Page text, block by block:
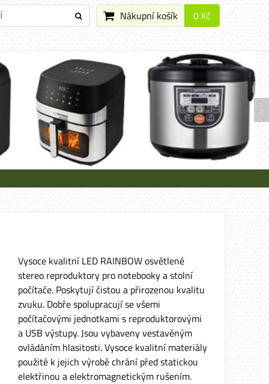
Nákupní košík 0 Kč
Vysoce kvalitní LED RAINBOW osvětlené
stereo reproduktory pro notebooky a stolní
počítače. Poskytují čistou a přirozenou kvalitu
zvuku. Dobře spolupracují se všemi
počítačovými jednotkami s reproduktorovými
a USB výstupy. Jsou vybaveny vestavěným
ovládáním hlasitosti. Vysoce kvalitní materiály
použité k jejich výrobě chrání před statickou
elektřinou a elektromagnetickým rušením.